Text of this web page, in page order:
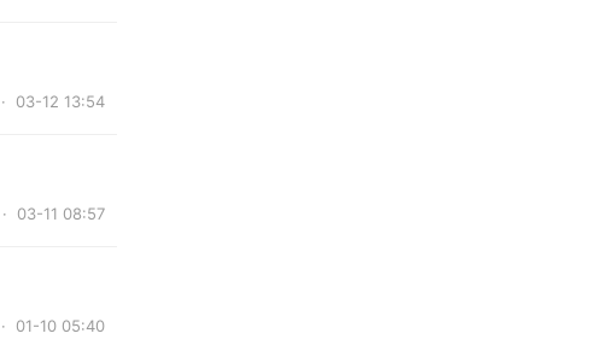
· 03-12 13:54
· 03-11 08:57
· 01-10 05:40